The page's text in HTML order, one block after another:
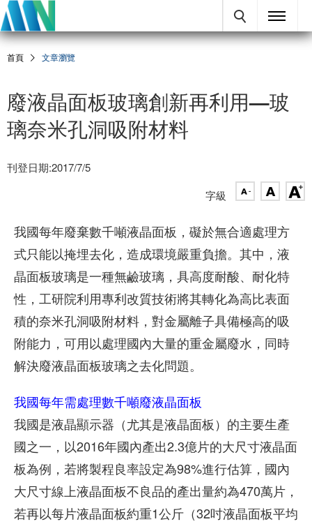
首頁 文章瀏覽
廢液晶面板玻璃創新再利用—玻
璃奈米孔洞吸附材料
刊登日期:2017/7/5
字級
我國每年廢棄數千噸液晶面板，礙於無合適處理方
式只能以掩埋去化，造成環境嚴重負擔。其中，液
晶面板玻璃是一種無鹼玻璃，具高度耐酸、耐化特
性，工研院利用專利改質技術將其轉化為高比表面
積的奈米孔洞吸附材料，對金屬離子具備極高的吸
附能力，可用以處理國內大量的重金屬廢水，同時
解決廢液晶面板玻璃之去化問題。
我國每年需處理數千噸廢液晶面板
我國是液晶顯示器（尤其是液晶面板）的主要生產
國之一，以2016年國內產出2.3億片的大尺寸液晶面
板為例，若將製程良率設定為98%進行估算，國內
大尺寸線上液晶面板不良品的產出量約為470萬片，
若再以每片液晶面板約重1公斤（32吋液晶面板平均